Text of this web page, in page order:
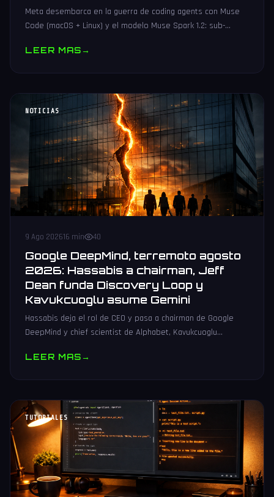
Meta desembarca en la guerra de coding agents con Muse
Code (macOS + Linux) y el modelo Muse Spark 1.2: sub-
barato.
LEER MAS→
NOTICIAS
9 Ago 202616 min 40
Google DeepMind, terremoto agosto
2026: Hassabis a chairman, Jeff
Dean funda Discovery Loop y
Kavukcuoglu asume Gemini
Hassabis deja el rol de CEO y pasa a chairman de Google
DeepMind y chief scientist de Alphabet, Kavukcuoglu
Ghemawat, Vinyals y Le.
LEER MAS→
TUTORIALES